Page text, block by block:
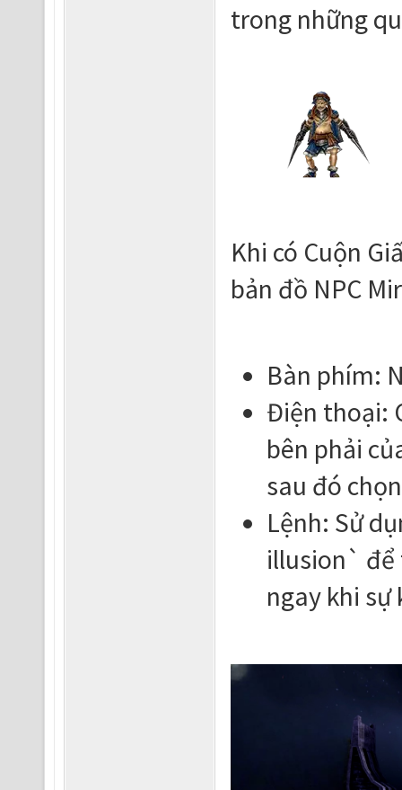
trong những
Khi có Cuộn
bản đồ NPC
Bàn phím:
Điện thoại:
bên phải
sau đó
Lệnh: Sử
illusion` để
ngay khi